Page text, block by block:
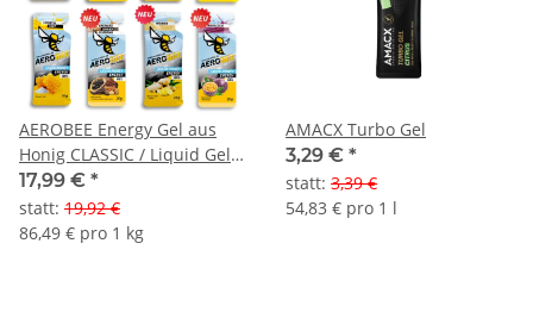
AEROBEE Energy Gel aus
Honig CLASSIC / Liquid Gel
Testpaket 8 teilig
17,99 € *
statt: 19,92 €
86,49 € pro 1 kg
AMACX Turbo Gel
3,29 € *
statt: 3,39 €
54,83 € pro 1 l